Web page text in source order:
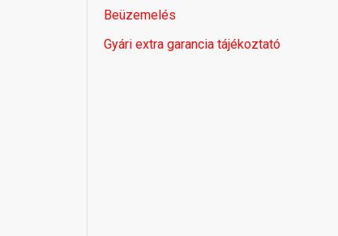
Beüzemelés
Gyári extra garancia tájékoztató